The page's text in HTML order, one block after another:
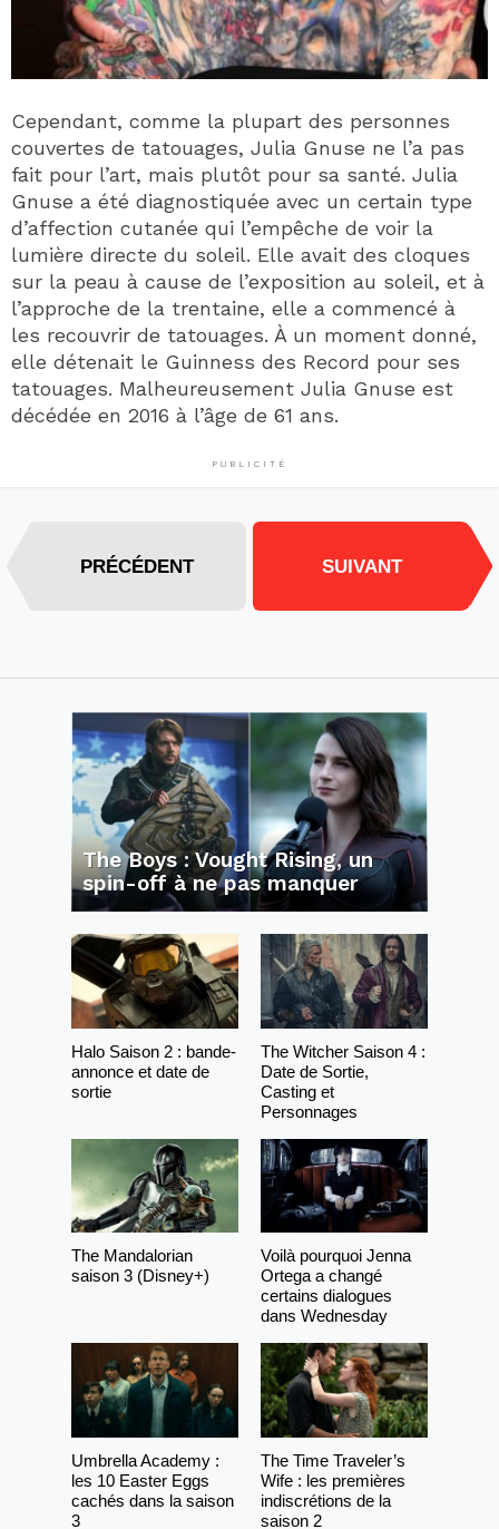
Cependant, comme la plupart des personnes
couvertes de tatouages, Julia Gnuse ne l’a pas
fait pour l’art, mais plutôt pour sa santé. Julia
Gnuse a été diagnostiquée avec un certain type
d’affection cutanée qui l’empêche de voir la
lumière directe du soleil. Elle avait des cloques
sur la peau à cause de l’exposition au soleil, et à
l’approche de la trentaine, elle a commencé à
les recouvrir de tatouages. À un moment donné,
elle détenait le Guinness des Record pour ses
tatouages. Malheureusement Julia Gnuse est
décédée en 2016 à l’âge de 61 ans.
PUBLICITÉ
PRÉCÉDENT SUIVANT
The Boys : Vought Rising, un
spin-off à ne pas manquer
Halo Saison 2 : bande-
annonce et date de
sortie
The Witcher Saison 4 :
Date de Sortie,
Casting et
Personnages
The Mandalorian
saison 3 (Disney+)
Voilà pourquoi Jenna
Ortega a changé
certains dialogues
dans Wednesday
Umbrella Academy :
les 10 Easter Eggs
cachés dans la saison
3
The Time Traveler’s
Wife : les premières
indiscrétions de la
saison 2